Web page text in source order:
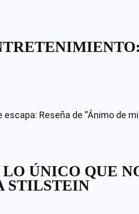
ÚNICO QUE
STILSTEIN